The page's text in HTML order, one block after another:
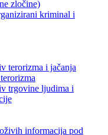
zločine)
kriminal i
terorizma i jačanja
trgovine ljudima i
informacija pod